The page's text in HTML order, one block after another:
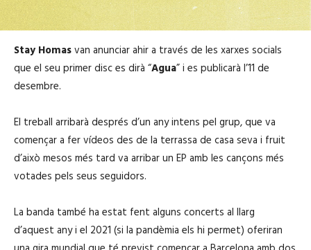
Stay Homasvan anunciar ahir a través de les xarxes socials
que el seu primer disc es dirà “Agua” i es publicarà l’11 de
desembre.
El treball arribarà després d’un any intens pel grup, que va
començar a fer vídeos des de la terrassa de casa seva i fruit
d’això mesos més tard va arribar un EP amb les cançons més
votades pels seus seguidors.
La banda també ha estat fent alguns concerts al llarg
d’aquest any i el 2021 (si la pandèmia els hi permet) oferiran